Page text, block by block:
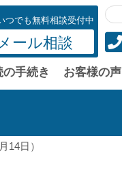
つでも無料相談受付中
ール相談
の手続き お客様の声
日）